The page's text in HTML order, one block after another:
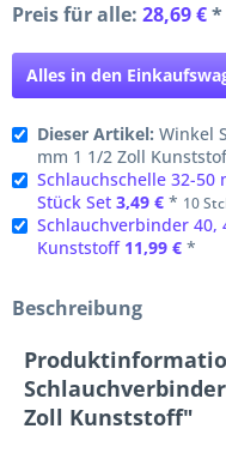
Preis für alle: 28,69 €*
Alles in den
Dieser Artikel: Winkel
mm 1 1/2 Zoll
Schlauchschelle 32-50
Stück Set 3,49 € * 10
Schlauchverbinder 40,
Kunststoff 11,99 € *
Beschreibung
Schlauchverbinder
Zoll Kunststoff"